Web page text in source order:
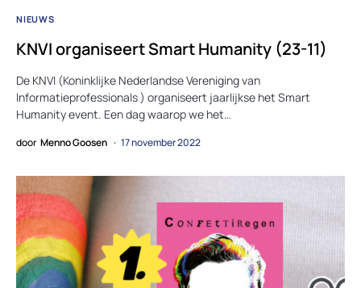
NIEUWS
KNVI organiseert Smart Humanity (23-11)
De KNVI (Koninklijke Nederlandse Vereniging van
Informatieprofessionals ) organiseert jaarlijkse het Smart
Humanity event. Een dag waarop we het…
door Menno Goosen 17 november 2022